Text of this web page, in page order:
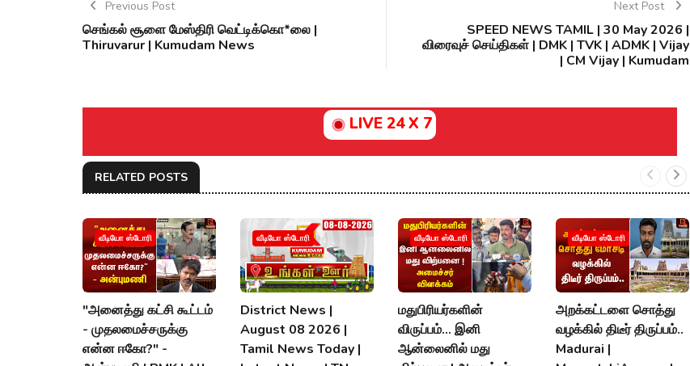
Previous Post
செங்கல் சூளை மேஸ்திரி வெட்டிக்கொ*லை |
Thiruvarur | Kumudam News
Next Post
SPEED NEWS TAMIL | 30 May 2026 |
விரைவுச் செய்திகள் | DMK | TVK | ADMK | Vijay
| CM Vijay | Kumudam
LIVE 24 X 7
RELATED POSTS
வீடியோ ஸ்டோரி
"அனைத்து கட்சி கூட்டம்
- முதலமைச்சருக்கு
என்ன ஈகோ?" -
வீடியோ ஸ்டோரி
District News |
August 08 2026 |
Tamil News Today |
வீடியோ ஸ்டோரி
மதுபிரியர்களின்
விருப்பம்... இனி
ஆன்லைனில் மது
வீடியோ ஸ்டோரி
அறக்கட்டளை சொத்து
வழக்கில் திடீர் திருப்பம்..
Madurai |